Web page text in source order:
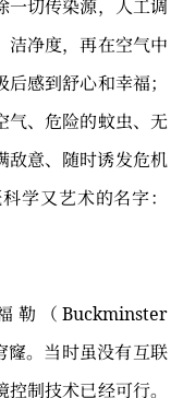
一切传染源，人工调
洁净度，再在空气中
感到舒心和幸福；
气、危险的蚊虫、无
意、随时诱发危机
学又艺术的名字：
勒（Buckminster
。当时虽没有互联
制技术已经可行。